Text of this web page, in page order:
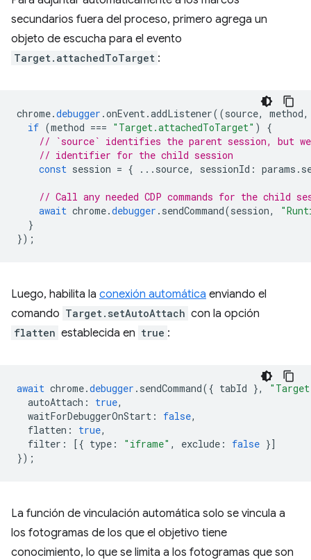
secundarios fuera del proceso, primero agrega un
objeto de escucha para el evento
Target.attachedToTarget :
chrome.debugger .onEvent.addListener((source, method,
if (method === "Target.attachedToTarget" )
{
// `source` identifies the parent session, but we
// identifier for the child session
const session = { ... source, sessionId : params .
// Call any needed CDP commands for the child
await chrome.debugger . sendCommand(session,
}
});
Luego, habilita la conexión automática enviando el
comando Target.setAutoAttach con la opción
flatten establecida en true :
await chrome.debugger . sendCommand({ tabId },
autoAttach : true,
waitForDebuggerOnStart : false,
flatten : true,
filter : [{ type : "iframe" , exclude : false }]
});
La función de vinculación automática solo se vincula a
los fotogramas de los que el objetivo tiene
conocimiento, lo que se limita a los fotogramas que son